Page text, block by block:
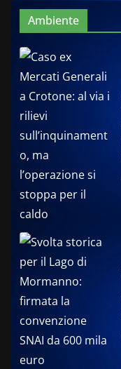
Ambiente